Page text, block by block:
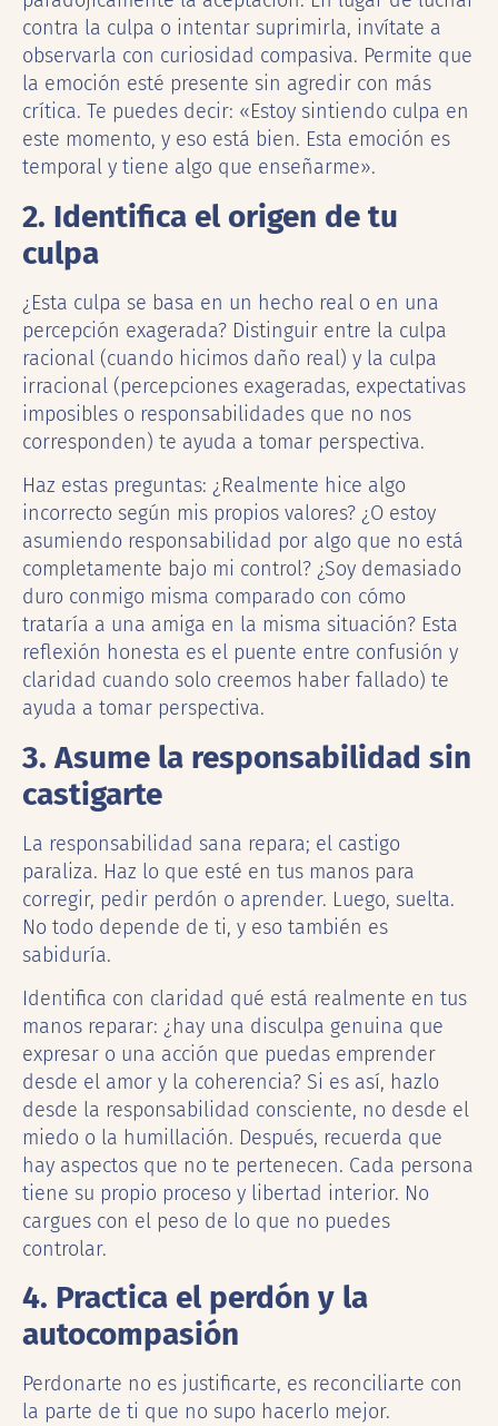
contra la culpa o intentar suprimirla, invítate a
observarla con curiosidad compasiva. Permite que
la emoción esté presente sin agredir con más
crítica. Te puedes decir: «Estoy sintiendo culpa en
este momento, y eso está bien. Esta emoción es
temporal y tiene algo que enseñarme».
2. Identifica el origen de tu
culpa
¿Esta culpa se basa en un hecho real o en una
percepción exagerada? Distinguir entre la culpa
racional (cuando hicimos daño real) y la culpa
irracional (percepciones exageradas, expectativas
imposibles o responsabilidades que no nos
corresponden) te ayuda a tomar perspectiva.
Haz estas preguntas: ¿Realmente hice algo
incorrecto según mis propios valores? ¿O estoy
asumiendo responsabilidad por algo que no está
completamente bajo mi control? ¿Soy demasiado
duro conmigo misma comparado con cómo
trataría a una amiga en la misma situación? Esta
reflexión honesta es el puente entre confusión y
claridad cuando solo creemos haber fallado) te
ayuda a tomar perspectiva.
3. Asume la responsabilidad sin
castigarte
La responsabilidad sana repara; el castigo
paraliza. Haz lo que esté en tus manos para
corregir, pedir perdón o aprender. Luego, suelta.
No todo depende de ti, y eso también es
sabiduría.
Identifica con claridad qué está realmente en tus
manos reparar: ¿hay una disculpa genuina que
expresar o una acción que puedas emprender
desde el amor y la coherencia? Si es así, hazlo
desde la responsabilidad consciente, no desde el
miedo o la humillación. Después, recuerda que
hay aspectos que no te pertenecen. Cada persona
tiene su propio proceso y libertad interior. No
cargues con el peso de lo que no puedes
controlar.
4. Practica el perdón y la
autocompasión
Perdonarte no es justificarte, es reconciliarte con
la parte de ti que no supo hacerlo mejor.